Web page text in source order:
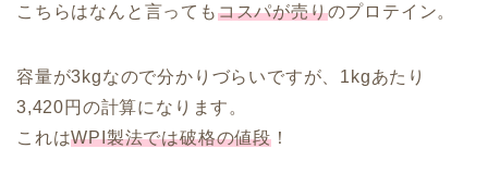
こちらはなんと言ってもコスパが売りのプロテイン。
容量が3kgなので分かりづらいですが、1kgあたり
3,420円の計算になります。
これはWPI製法では破格の値段 ！